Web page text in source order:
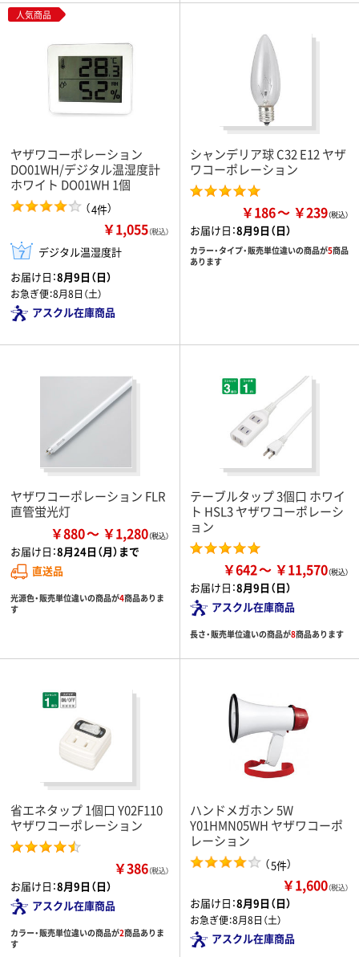
人気商品
ヤザワコーポレーション
DO01WH/デジタル温湿度計
ホワイト DO01WH 1個
（4件）
￥1,055（税込）
デジタル温湿度計
お届け日：8月9日（日）
お急ぎ便：8月8日（土）
アスクル在庫商品
シャンデリア球 C32 E12 ヤザ
ワコーポレーション
￥186 ￥239
お届け日：8月9日（日）
カラー・タイプ・販売単位違いの商品が5商品
あります
ヤザワコーポレーション FLR
直管蛍光灯
￥880 ￥1,280
お届け日：8月24日（月）まで
直送品
光源色・販売単位違いの商品が4商品ありま
す
テーブルタップ 3個口 ホワイ
ト HSL3 ヤザワコーポレーシ
ョン
￥642 ￥11,570
お届け日：8月9日（日）
アスクル在庫商品
長さ・販売単位違いの商品が8商品あります
省エネタップ 1個口 Y02F110
ヤザワコーポレーション
￥386（税込）
お届け日：8月9日（日）
アスクル在庫商品
カラー・販売単位違いの商品が2商品ありま
す
ハンドメガホン 5W
Y01HMN05WH ヤザワコーポ
レーション
（5件）
￥1,600（税込）
お届け日：8月9日（日）
お急ぎ便：8月8日（土）
アスクル在庫商品